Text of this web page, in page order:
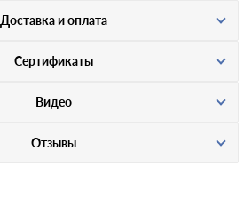
Доставка и оплата
Сертификаты
Видео
Отзывы